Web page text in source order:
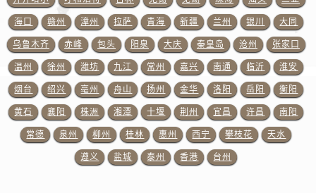
广东省湛江市赤坎区观海北路百达翡丽售后服务中心（需提前预约）
广东省肇庆市端州区信安大道与砚都大道交汇处百达翡丽售后服务中心（需提前预约）
广西壮族自治区百色市右江区中山二路百达翡丽售后服务中心（需提前预约）
广西壮族自治区北海市海城区北京路百达翡丽售后服务中心（需提前预约）
广西壮族自治区崇左市江州区石景林街道友谊大道与丽川路交汇处百达翡丽售后服务中心（需提前预约）
广西壮族自治区防城港市港口区金花茶大道百达翡丽售后服务中心（需提前预约）
广西壮族自治区贵港市港北区港城街道布山大道与仙衣路交叉口百达翡丽售后服务中心（需提前预约）
广西壮族自治区桂林市秀峰区红岭路百达翡丽售后服务中心（需提前预约）
海口 赣州 漳州 拉萨 青海 新疆 兰州 银川 大同
乌鲁木齐 赤峰 包头 阳泉 大庆 秦皇岛 沧州 张家口
温州 徐州 潍坊 九江 常州 嘉兴 南通 临沂 淮安
烟台 绍兴 亳州 舟山 扬州 金华 洛阳 岳阳 衡阳
黄石 襄阳 株洲 湘潭 十堰 荆州 宜昌 许昌 南阳
常德 泉州 柳州 桂林 惠州 西宁 攀枝花 天水
遵义 盐城 泰州 香港 台州